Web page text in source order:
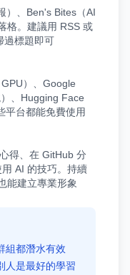
）、Ben's Bites（AI
格。建議用 RSS 或
過標題即可
）、Google
、Hugging Face
平台都能免費使用
得、在 GitHub 分
AI 的技巧。持續
能建立專業形象
組都潛水有效
人是最好的學習